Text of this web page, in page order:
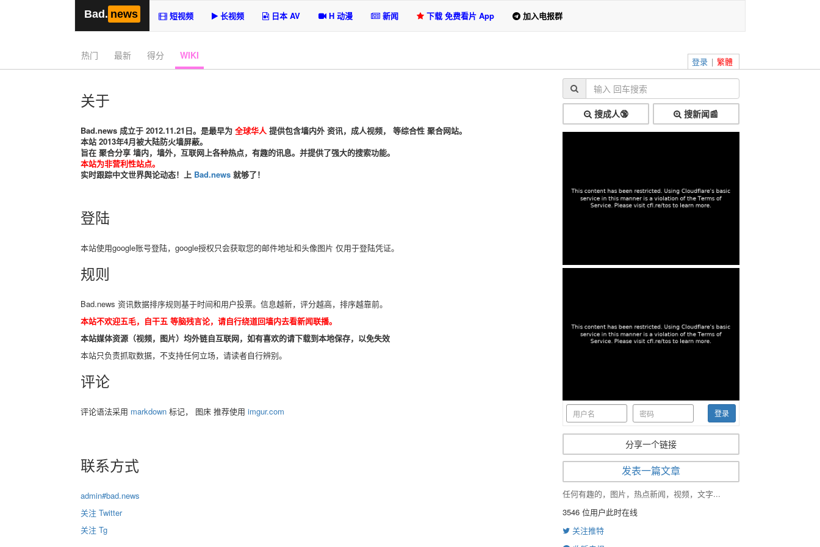
Bad. news 短视频 长视频 日本 AV H 动漫 新闻 下载 免费看片 App 加入电报群
热门 最新 得分 WIKI
登录 | 繁體
搜成人🔞 搜新闻📰
登录
分享一个链接
发表一篇文章
任何有趣的，图片，热点新闻，视频，文字...
3546 位用户此时在线
关注推特
关于
Bad.news 成立于 2012.11.21日。是最早为 全球华人 提供包含墙内外 资讯，成人视频， 等综合性 聚合网站。
本站 2013年4月被大陆防火墙屏蔽。
旨在 聚合分享 墙内，墙外，互联网上各种热点，有趣的讯息。并提供了强大的搜索功能。
本站为非营利性站点。
实时跟踪中文世界舆论动态！上 Bad.news 就够了！
登陆
本站使用google账号登陆，google授权只会获取您的邮件地址和头像图片 仅用于登陆凭证。
规则
Bad.news 资讯数据排序规则基于时间和用户投票。信息越新，评分越高，排序越靠前。
本站不欢迎五毛，自干五 等脑残言论，请自行绕道回墙内去看新闻联播。
本站媒体资源（视频，图片）均外链自互联网，如有喜欢的请下载到本地保存，以免失效
本站只负责抓取数据，不支持任何立场，请读者自行辨别。
评论
评论语法采用 markdown 标记， 图床 推荐使用 imgur.com
联系方式
admin#bad.news
关注 Twitter
关注 Tg